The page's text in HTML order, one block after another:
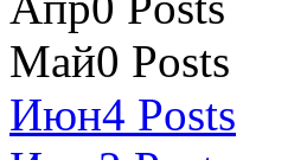
Май0 Posts
Июн4 Posts